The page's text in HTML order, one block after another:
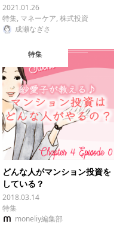
2021.01.26
特集, マネーケア,株式投資
成瀬なぎさ
特集
どんな人がマンション投資を
している？
2018.03.14
特集
moneliy編集部